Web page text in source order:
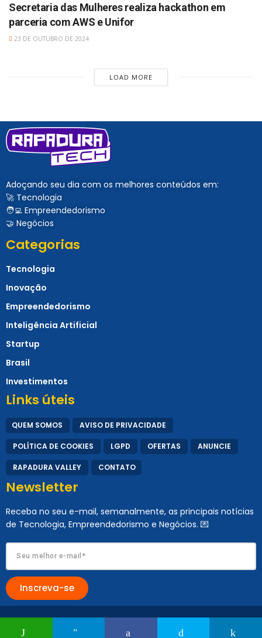
Secretaria das Mulheres realiza hackathon em
parceria com AWS e Unifor
23 DE OUTUBRO DE 2024
LOAD MORE
Adoçando seu dia com os melhores conteúdos em:
🚀 Tecnologia
🧑‍💻 Empreendedorismo
🤝 Negócios
Categorias
Tecnologia
Inovação
Empreendedorismo
Inteligência Artificial
Startup
Brasil
Investimentos
Links úteis
QUEM SOMOS AVISO DE PRIVACIDADE
POLÍTICA DE COOKIES LGPD OFERTAS ANUNCIE
RAPADURA VALLEY CONTATO
Newsletter
Receba no seu e-mail, semanalmente, as principais notícias
de Tecnologia, Empreendedorismo e Negócios. 💌
Inscreva-se